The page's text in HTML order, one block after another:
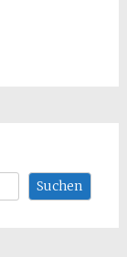
Suchen